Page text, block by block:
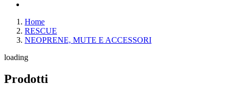
Home
RESCUE
NEOPRENE, MUTE E ACCESSORI
loading
Prodotti